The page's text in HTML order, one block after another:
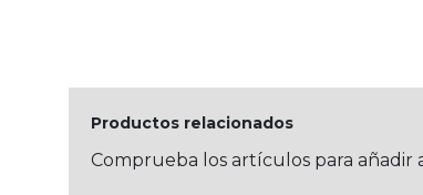
Productos relacionados
Comprueba los artículos para añadir